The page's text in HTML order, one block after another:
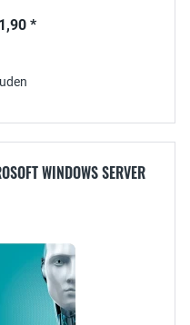
*
WINDOWS SERVER